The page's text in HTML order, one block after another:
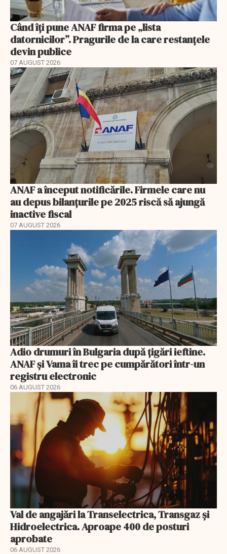
Când îți pune ANAF firma pe „lista
datornicilor”. Pragurile de la care restanțele
devin publice
07 AUGUST 2026
ANAF a început notificările. Firmele care nu
au depus bilanțurile pe 2025 riscă să ajungă
inactive fiscal
07 AUGUST 2026
Adio drumuri în Bulgaria după țigări ieftine.
ANAF și Vama îi trec pe cumpărători într-un
registru electronic
06 AUGUST 2026
Val de angajări la Transelectrica, Transgaz și
Hidroelectrica. Aproape 400 de posturi
aprobate
06 AUGUST 2026